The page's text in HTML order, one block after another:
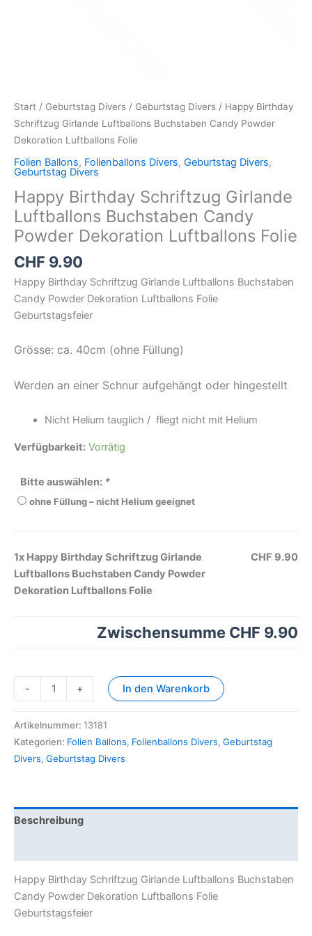
Start / Geburtstag Divers / Geburtstag Divers / Happy Birthday
Schriftzug Girlande Luftballons Buchstaben Candy Powder
Dekoration Luftballons Folie
Folien Ballons, Folienballons Divers, Geburtstag Divers,
Geburtstag Divers
Happy Birthday Schriftzug Girlande
Luftballons Buchstaben Candy
Powder Dekoration Luftballons Folie
CHF 9.90
Happy Birthday Schriftzug Girlande Luftballons Buchstaben
Candy Powder Dekoration Luftballons Folie
Geburtstagsfeier
Grösse: ca. 40cm (ohne Füllung)
Werden an einer Schnur aufgehängt oder hingestellt
Nicht Helium tauglich / fliegt nicht mit Helium
Verfügbarkeit: Vorrätig
Bitte auswählen: *
ohne Füllung – nicht Helium geeignet
1x Happy Birthday Schriftzug Girlande
Luftballons Buchstaben Candy Powder
Dekoration Luftballons Folie
CHF 9.90
Zwischensumme CHF 9.90
- + In den Warenkorb
Artikelnummer: 13181
Kategorien: Folien Ballons, Folienballons Divers, Geburtstag
Divers, Geburtstag Divers
Beschreibung
Happy Birthday Schriftzug Girlande Luftballons Buchstaben
Candy Powder Dekoration Luftballons Folie
Geburtstagsfeier